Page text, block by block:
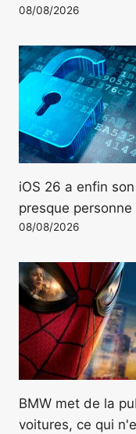
08/08/2026
iOS 26 a enfin
presque
08/08/2026
BMW met de la
voitures, ce qui